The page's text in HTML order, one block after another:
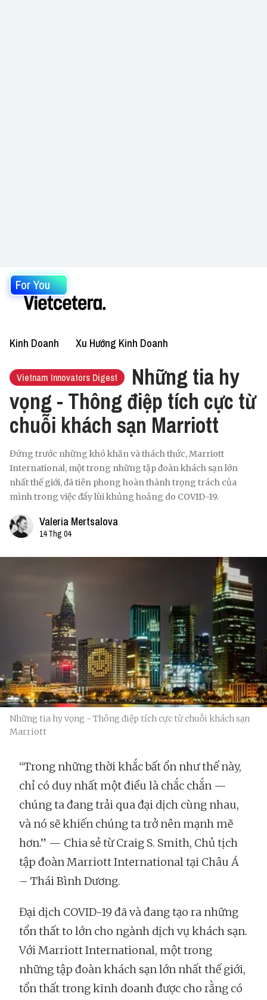
For You
Kinh Doanh Xu Hướng Kinh Doanh
Vietnam Innovators Digest
Những tia hy
vọng - Thông điệp tích cực từ
chuỗi khách sạn Marriott
Đứng trước những khó khăn và thách thức, Marriott
International, một trong những tập đoàn khách sạn lớn
nhất thế giới, đã tiên phong hoàn thành trọng trách của
mình trong việc đẩy lùi khủng hoảng do COVID-19.
Valeria Mertsalova
14 Thg 04
Những tia hy vọng - Thông điệp tích cực từ chuỗi khách sạn
Marriott
“Trong những thời khắc bất ổn như thế này,
chỉ có duy nhất một điều là chắc chắn —
chúng ta đang trải qua đại dịch cùng nhau,
và nó sẽ khiến chúng ta trở nên mạnh mẽ
hơn.” — Chia sẻ từ Craig S. Smith, Chủ tịch
tập đoàn Marriott International tại Châu Á
– Thái Bình Dương.
Đại dịch COVID-19 đã và đang tạo ra những
tổn thất to lớn cho ngành dịch vụ khách sạn.
Với Marriott International, một trong
những tập đoàn khách sạn lớn nhất thế giới,
tổn thất trong kinh doanh được cho rằng có